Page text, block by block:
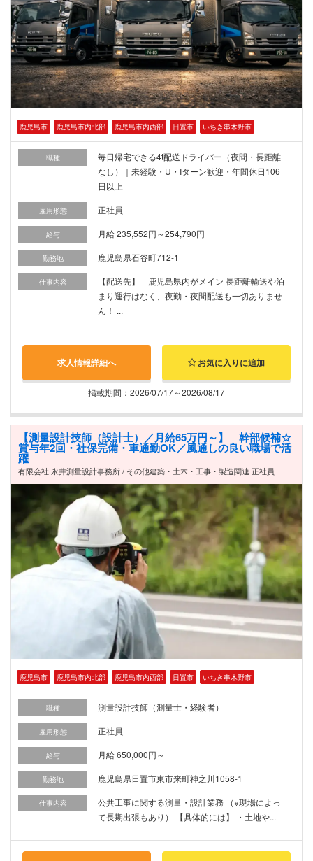
鹿児島市 鹿児島市内北部 鹿児島市内西部 日置市 いちき串木野市
職種
毎日帰宅できる4t配送ドライバー（夜間・長距離
なし）｜未経験・U・Iターン歓迎・年間休日106
日以上
雇用形態 正社員
給与 月給 235,552円～254,790円
勤務地 鹿児島県石谷町712-1
仕事内容
【配送先】 鹿児島県内がメイン 長距離輸送や泊
まり運行はなく、夜勤・夜間配送も一切ありませ
ん！ ...
求人情報詳細へ お気に入りに追加
掲載期間：2026/07/17～2026/08/17
【測量設計技師（設計士）／月給65万円～】 幹部候補☆
賞与年2回・社保完備・車通勤OK／風通しの良い職場で活
躍
有限会社 永井測量設計事務所 / その他建築・土木・工事・製造関連 正社員
鹿児島市 鹿児島市内北部 鹿児島市内西部 日置市 いちき串木野市
職種 測量設計技師（測量士・経験者）
雇用形態 正社員
給与 月給 650,000円～
勤務地 鹿児島県日置市東市来町神之川1058-1
仕事内容
公共工事に関する測量・設計業務 （※現場によっ
て長期出張もあり） 【具体的には】 ・土地や...